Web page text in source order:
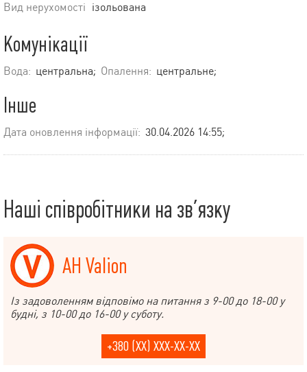
Вид нерухомості ізольована
Комунікації
Вода: центральна; Опалення: центральне;
Інше
Дата оновлення інформації: 30.04.2026 14:55;
Наші співробітники на зв’язку
АН Valion
Із задоволенням відповімо на питання з 9-00 до 18-00 у
будні, з 10-00 до 16-00 у суботу.
+380 (XX) XXX-XX-XX